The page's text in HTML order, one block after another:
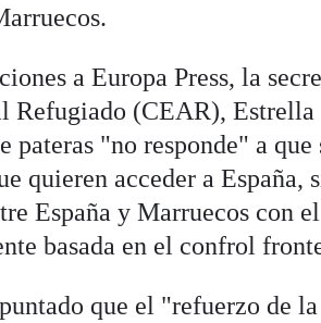
a Europa Press, la
Refugiado (CEAR),
pateras "no responde" a
quieren acceder a
España y Marruecos con
basada en el confrol
que el "refuerzo de